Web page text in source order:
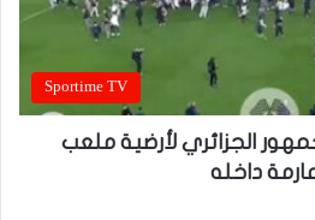
Sportime TV
الجزائري لأرضية ملعب
داخله